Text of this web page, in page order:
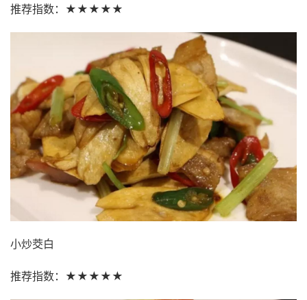
推荐指数：★★★★★
小炒茭白
推荐指数：★★★★★